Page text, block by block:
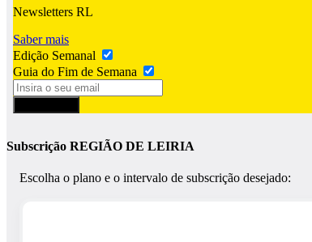
Newsletters RL
Saber mais
Edição Semanal
Guia do Fim de Semana
Subscrição REGIÃO DE LEIRIA
Escolha o plano e o intervalo de subscrição desejado: